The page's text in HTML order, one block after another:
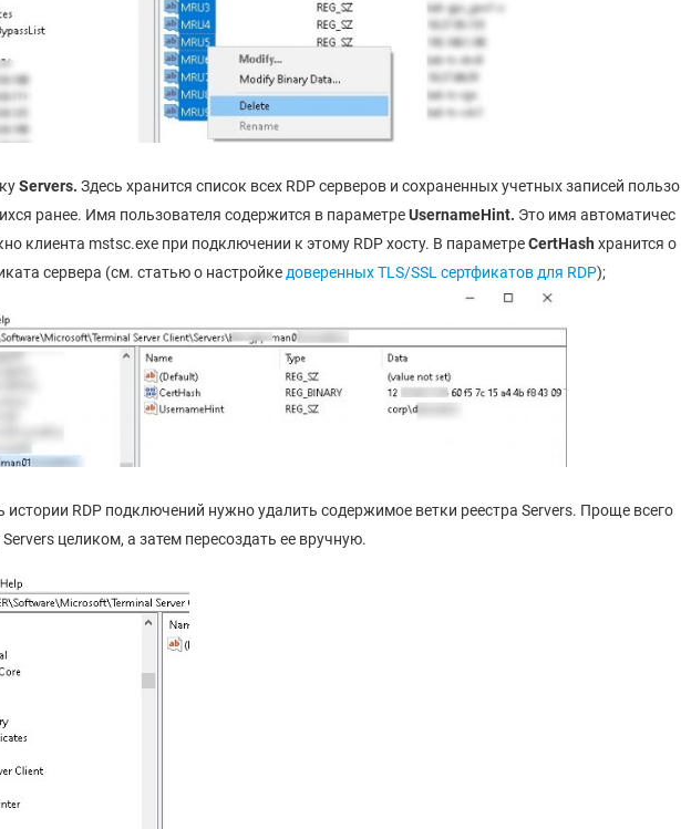
Servers. Здесь хранится список всех RDP серверов и сохраненных учетных записей пользо
ранее. Имя пользователя содержится в параметреUsernameHint. Это имя автоматичес
клиента mstsc.exe при подключении к этому RDP хосту. В параметреCertHash хранится о
сервера (см. статью о настройке доверенных TLS/SSL сертфикатов для RDP);
истории RDP подключений нужно удалить содержимое ветки реестра Servers. Проще всего
целиком, а затем пересоздать ее вручную.